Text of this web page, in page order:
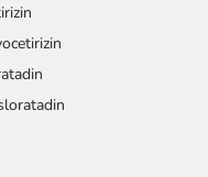
werden.